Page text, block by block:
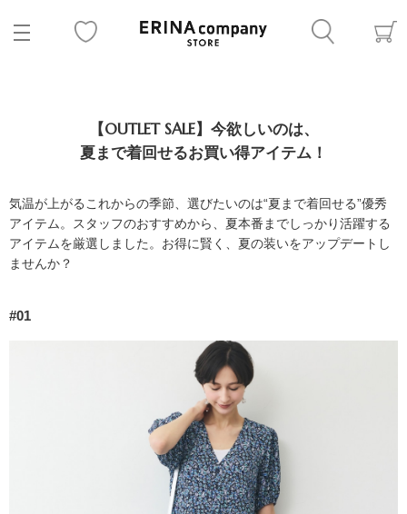
【OUTLET SALE】今欲しいのは、
夏まで着回せるお買い得アイテム！
気温が上がるこれからの季節、選びたいのは“夏まで着回せる”優秀
アイテム。スタッフのおすすめから、夏本番までしっかり活躍する
アイテムを厳選しました。お得に賢く、夏の装いをアップデートし
ませんか？
#01